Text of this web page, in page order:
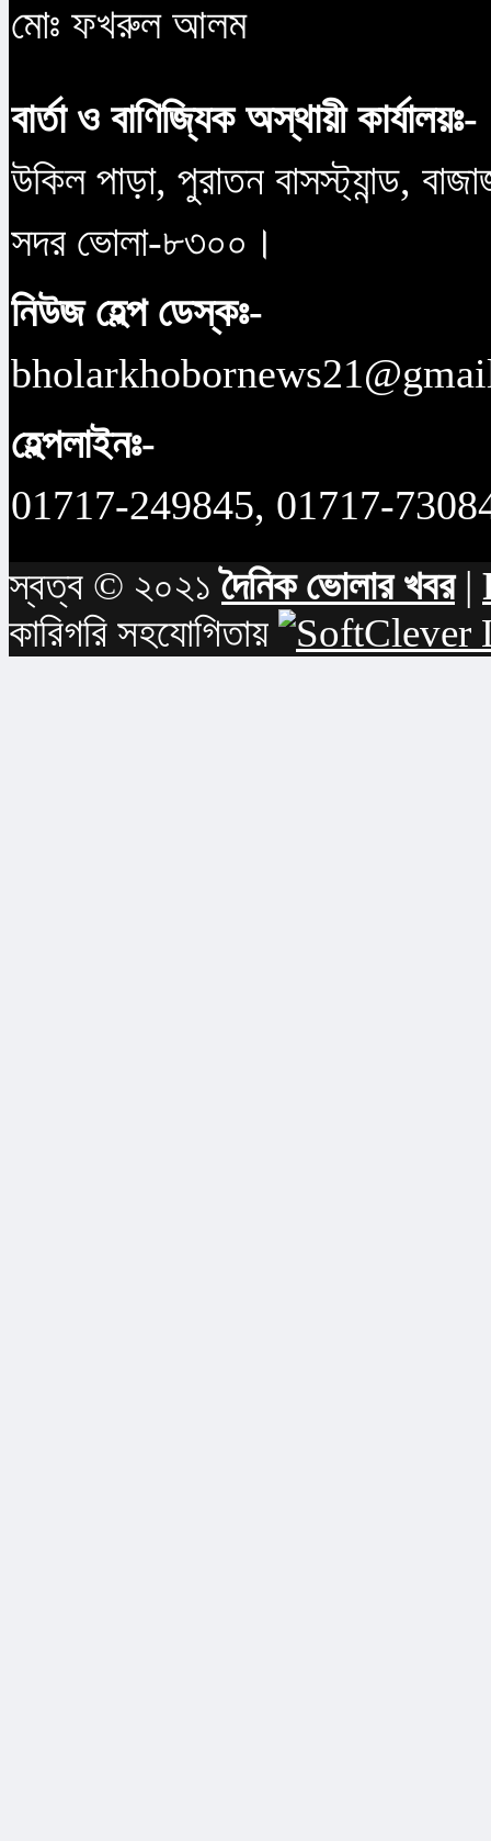
মোঃ ফখরুল আলম
বার্তা ও বাণিজ্যিক অস্থায়ী কার্যালয়ঃ-
উকিল পাড়া, পুরাতন বাসস্ট্যান্ড,
সদর ভোলা-৮৩০০।
নিউজ হেল্প ডেস্কঃ-
হেল্পলাইনঃ-
01717-249845, 01717-
স্বত্ব © ২০২১দৈনিক ভোলার খবর|
কারিগরি সহযোগিতায়